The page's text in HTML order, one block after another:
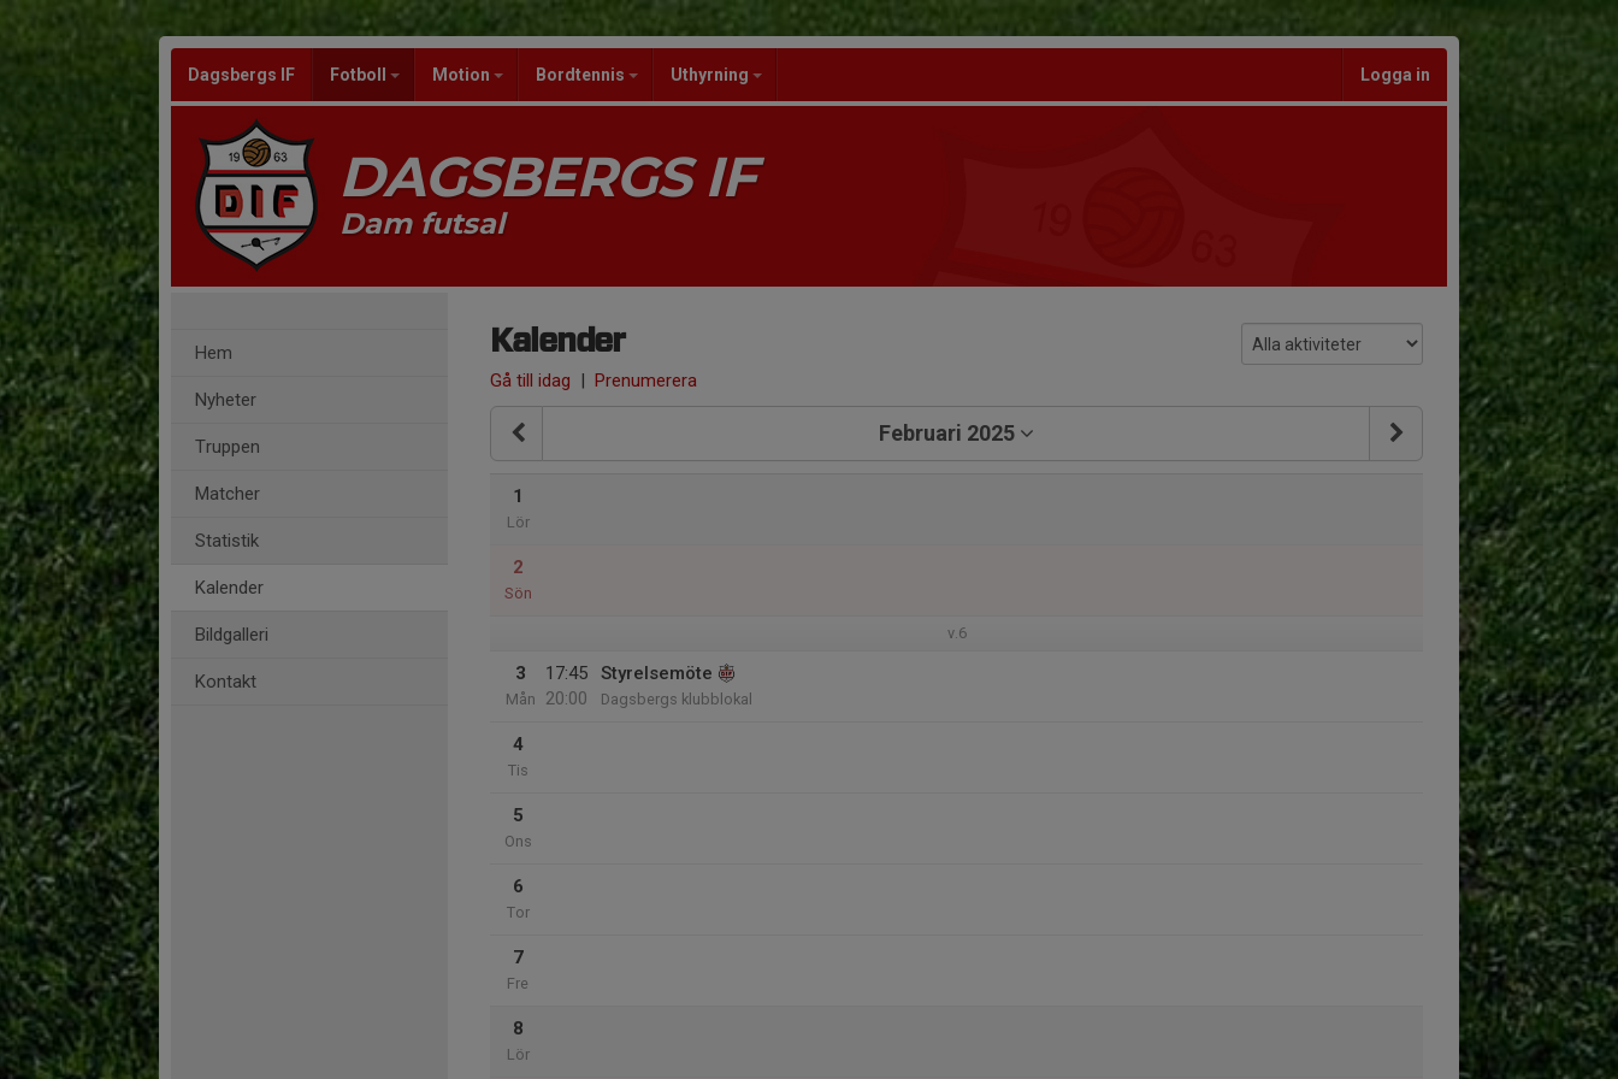
Dagsbergs IF Fotboll Motion Bordtennis Uthyrning Logga in
DAGSBERGS IF
Dam futsal
Hem
Nyheter
Truppen
Matcher
Statistik
Kalender
Bildgalleri
Kontakt
Kalender
Gå till idag | Prenumerera
Februari 2025
1
Lör
2
Sön
v.6
3
Mån
17:45
20:00
Styrelsemöte
Dagsbergs klubblokal
4
Tis
5
Ons
6
Tor
7
Fre
8
Lör